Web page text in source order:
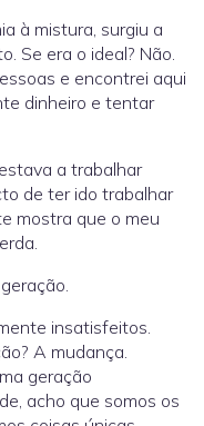
à mistura, surgiu a
Se era o ideal? Não.
e encontrei aqui
dinheiro e tentar
a trabalhar
de ter ido trabalhar
mostra que o meu
insatisfeitos.
A mudança.
geração
acho que somos os